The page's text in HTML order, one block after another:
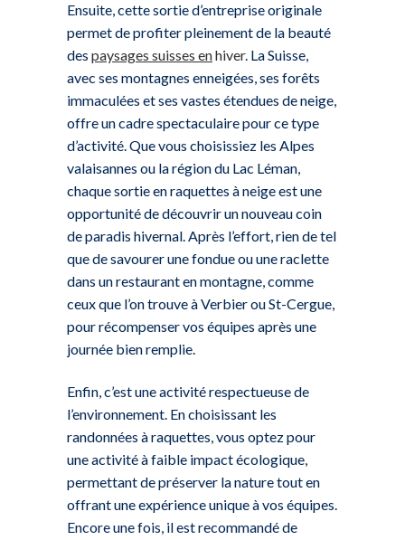
Ensuite, cette sortie d’entreprise originale
permet de profiter pleinement de la beauté
des paysages suisses enhiver. La Suisse,
avec ses montagnes enneigées, ses forêts
immaculées et ses vastes étendues de neige,
offre un cadre spectaculaire pour ce type
d’activité. Que vous choisissiez les Alpes
valaisannes ou la région du Lac Léman,
chaque sortie en raquettes à neige est une
opportunité de découvrir un nouveau coin
de paradis hivernal. Après l’effort, rien de tel
que de savourer une fondue ou une raclette
dans un restaurant en montagne, comme
ceux que l’on trouve à Verbier ou St-Cergue,
pour récompenser vos équipes après une
journée bien remplie.
Enfin, c’est une activité respectueuse de
l’environnement. En choisissant les
randonnées à raquettes, vous optez pour
une activité à faible impact écologique,
permettant de préserver la nature tout en
offrant une expérience unique à vos équipes.
Encore une fois, il est recommandé de